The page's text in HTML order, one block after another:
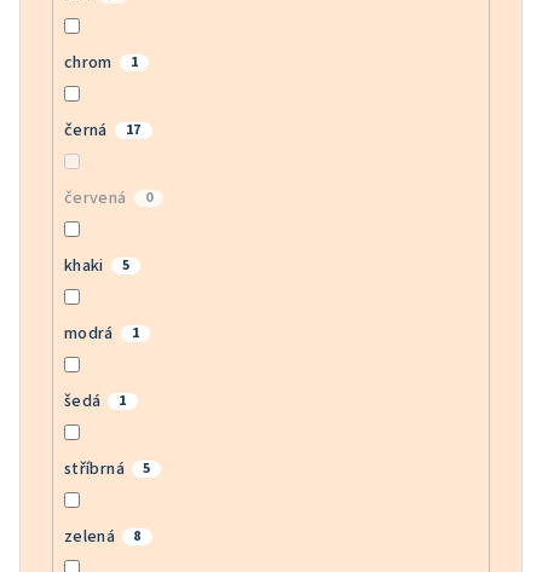
chrom 1
černá 17
červená 0
khaki 5
modrá 1
šedá 1
stříbrná 5
zelená 8